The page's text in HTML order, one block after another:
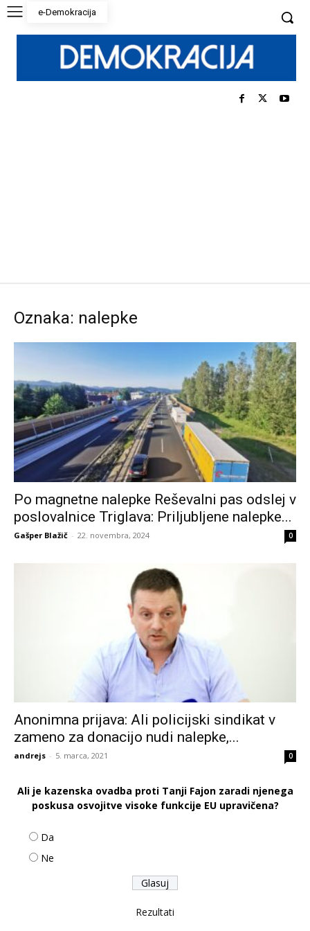
e-Demokracija
Oznaka: nalepke
Po magnetne nalepke Reševalni pas odslej v
poslovalnice Triglava: Priljubljene nalepke...
Gašper Blažič - 22. novembra, 2024 0
Anonimna prijava: Ali policijski sindikat v
zameno za donacijo nudi nalepke,...
andrejs - 5. marca, 2021 0
Ali je kazenska ovadba proti Tanji Fajon zaradi njenega
poskusa osvojitve visoke funkcije EU upravičena?
Da
Ne
Rezultati